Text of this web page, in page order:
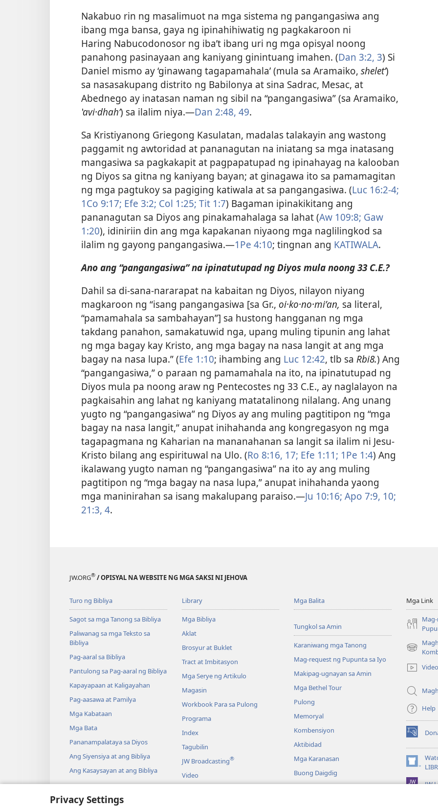
Privacy Settings
Nakabuo rin ng masalimuot na mga sistema ng pangangasiwa ang
ibang mga bansa, gaya ng ipinahihiwatig ng pagkakaroon ni
Haring Nabucodonosor ng iba’t ibang uri ng mga opisyal noong
panahong pasinayaan ang kaniyang ginintuang imahen. (Dan 3:2, 3) Si
Daniel mismo ay ‘ginawang tagapamahala’ (mula sa Aramaiko, sheletʹ)
sa nasasakupang distrito ng Babilonya at sina Sadrac, Mesac, at
Abednego ay inatasan naman ng sibil na “pangangasiwa” (sa Aramaiko,
ʽavi·dhahʹ) sa ilalim niya.​—Dan 2:48, 49.
Sa Kristiyanong Griegong Kasulatan, madalas talakayin ang wastong
paggamit ng awtoridad at pananagutan na iniatang sa mga inatasang
mangasiwa sa pagkakapit at pagpapatupad ng ipinahayag na kalooban
ng Diyos sa gitna ng kaniyang bayan; at ginagawa ito sa pamamagitan
ng mga pagtukoy sa pagiging katiwala at sa pangangasiwa. (Luc 16:2-4;
1Co 9:17; Efe 3:2; Col 1:25; Tit 1:7) Bagaman ipinakikitang ang
pananagutan sa Diyos ang pinakamahalaga sa lahat (Aw 109:8; Gaw
1:20), idiniriin din ang mga kapakanan niyaong mga naglilingkod sa
ilalim ng gayong pangangasiwa.​—1Pe 4:10; tingnan ang KATIWALA.
Ano ang “pangangasiwa” na ipinatutupad ng Diyos mula noong 33 C.E.?
Dahil sa di-sana-nararapat na kabaitan ng Diyos, nilayon niyang
magkaroon ng “isang pangangasiwa [sa Gr., oi·ko·no·miʹan, sa literal,
“pamamahala sa sambahayan”] sa hustong hangganan ng mga
takdang panahon, samakatuwid nga, upang muling tipunin ang lahat
ng mga bagay kay Kristo, ang mga bagay na nasa langit at ang mga
bagay na nasa lupa.” (Efe 1:10; ihambing ang Luc 12:42, tlb sa Rbi8.) Ang
“pangangasiwa,” o paraan ng pamamahala na ito, na ipinatutupad ng
Diyos mula pa noong araw ng Pentecostes ng 33 C.E., ay naglalayon na
pagkaisahin ang lahat ng kaniyang matatalinong nilalang. Ang unang
yugto ng “pangangasiwa” ng Diyos ay ang muling pagtitipon ng “mga
bagay na nasa langit,” anupat inihahanda ang kongregasyon ng mga
tagapagmana ng Kaharian na mananahanan sa langit sa ilalim ni Jesu-
Kristo bilang ang espirituwal na Ulo. (Ro 8:16, 17; Efe 1:11; 1Pe 1:4) Ang
ikalawang yugto naman ng “pangangasiwa” na ito ay ang muling
pagtitipon ng “mga bagay na nasa lupa,” anupat inihahanda yaong
mga maninirahan sa isang makalupang paraiso.​—Ju 10:16; Apo 7:9, 10;
21:3, 4.
JW.ORG® / OPISYAL NA WEBSITE NG MGA SAKSI NI JEHOVA
Turo ng Bibliya
Sagot sa mga Tanong sa Bibliya
Paliwanag sa mga Teksto sa
Bibliya
Pag-aaral sa Bibliya
Pantulong sa Pag-aaral ng Bibliya
Kapayapaan at Kaligayahan
Pag-aasawa at Pamilya
Mga Kabataan
Mga Bata
Pananampalataya sa Diyos
Ang Siyensiya at ang Bibliya
Ang Kasaysayan at ang Bibliya
Library
Mga Bibliya
Aklat
Brosyur at Buklet
Tract at Imbitasyon
Mga Serye ng Artikulo
Magasin
Workbook Para sa Pulong
Programa
Index
Tagubilin
JW Broadcasting®
Video
Mga Balita
Tungkol sa Amin
Karaniwang mga Tanong
Mag-request ng Pupunta sa Iyo
Makipag-ugnayan sa Amin
Mga Bethel Tour
Pulong
Memoryal
Kombensiyon
Aktibidad
Mga Karanasan
Buong Daigdig
Mga Link
(may
na
window)
Video
Help
(may
bubukas
na
bagong
(may
bubukas
na
JW